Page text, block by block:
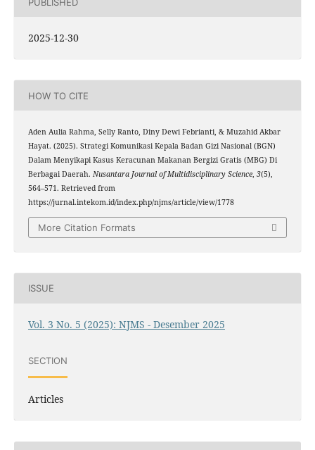
2025-12-30
HOW TO CITE
Aden Aulia Rahma, Selly Ranto, Diny Dewi Febrianti, & Muzahid Akbar
Hayat. (2025). Strategi Komunikasi Kepala Badan Gizi Nasional (BGN)
Dalam Menyikapi Kasus Keracunan Makanan Bergizi Gratis (MBG) Di
Berbagai Daerah. Nusantara Journal of Multidisciplinary Science, 3(5),
564–571. Retrieved from
https://jurnal.intekom.id/index.php/njms/article/view/1778
More Citation Formats
ISSUE
Vol. 3 No. 5 (2025): NJMS - Desember 2025
SECTION
Articles